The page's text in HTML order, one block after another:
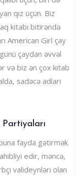
qız üçün. Biz
kitabı bitirəndə
American Girl çay
çaydan əvvəl
və biz ən çox kitab
sadəcə adları
fayda gətirmək
edir, məncə,
valideynləri olan